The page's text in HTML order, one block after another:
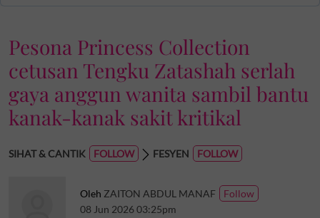
Pesona Princess Collection
cetusan Tengku Zatashah serlah
gaya anggun wanita sambil bantu
kanak-kanak sakit kritikal
SIHAT & CANTIK FESYEN
Oleh ZAITON ABDUL MANAF
08 Jun 2026 03:25pm